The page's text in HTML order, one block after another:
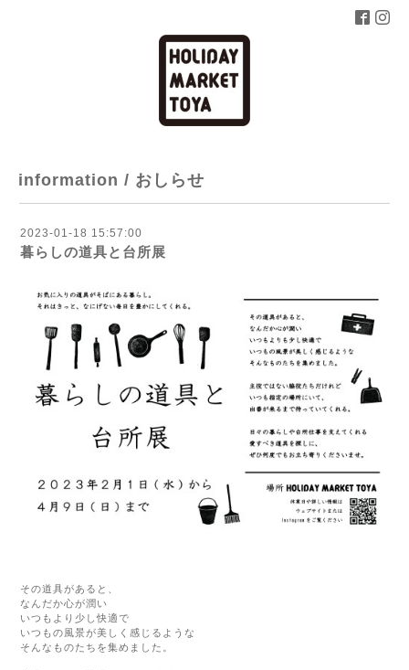
information / おしらせ
2023-01-18 15:57:00
暮らしの道具と台所展
その道具があると、
なんだか心が潤い
いつもより少し快適で
いつもの風景が美しく感じるような
そんなものたちを集めました。